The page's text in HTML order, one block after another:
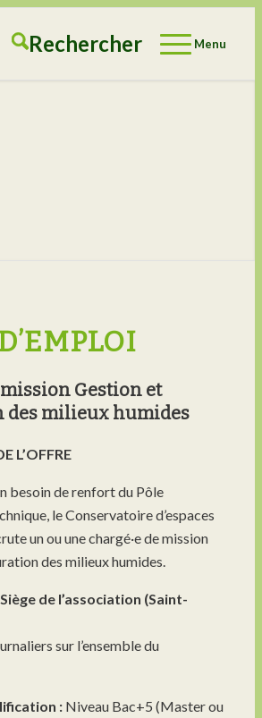
Rechercher Menu
mission Gestion et
des milieux humides
L’OFFRE
besoin de renfort du Pôle
le Conservatoire d’espaces
un ou une chargé·e de mission
des milieux humides.
de l’association (Saint-
sur l’ensemble du
: Niveau Bac+5 (Master ou